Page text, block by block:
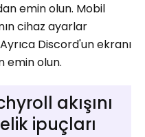
emin olun. Mobil
cihaz ayarlar
Discord'un ekranı
emin olun.
akışını
ipuçları